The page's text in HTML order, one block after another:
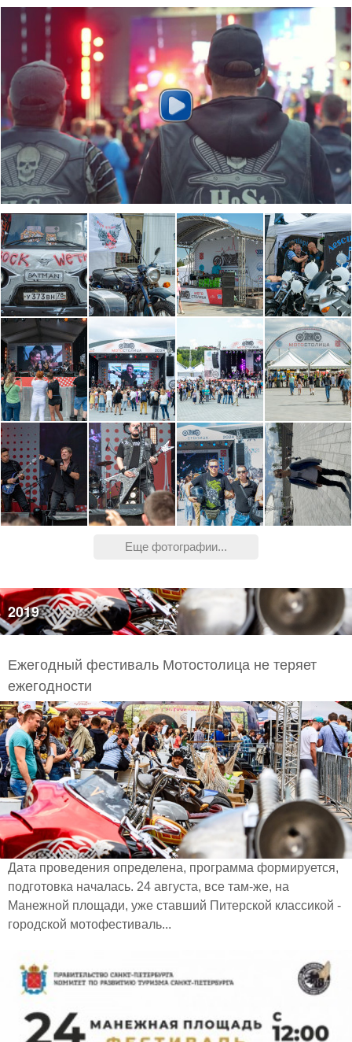
Еще фотографии...
2019
Ежегодный фестиваль Мотостолица не теряет
ежегодности
Дата проведения определена, программа формируется,
подготовка началась. 24 августа, все там-же, на
Манежной площади, уже ставший Питерской классикой -
городской мотофестиваль...